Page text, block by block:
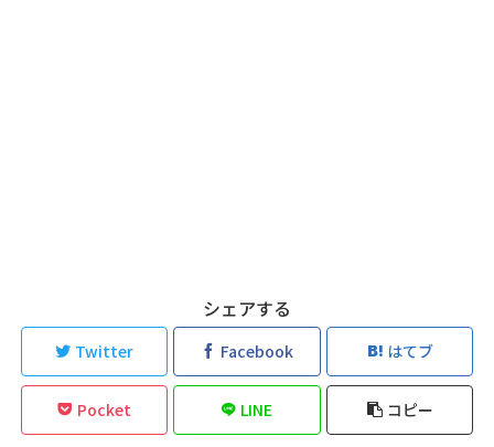
シェアする
Twitter Facebook はてブ
Pocket LINE コピー